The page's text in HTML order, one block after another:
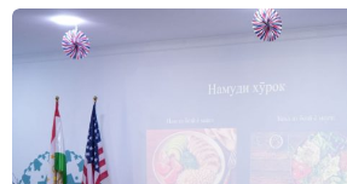
a
g
o